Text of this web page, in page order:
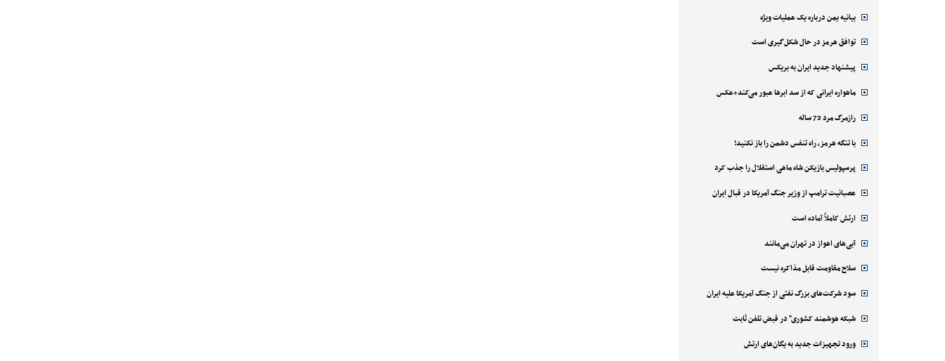
بیانیه یمن درباره یک عملیات ویژه
توافق هرمز در حال شکل‌گیری است
پیشنهاد جدید ایران به بریکس
ماهواره ایرانی که از سد ابرها عبور می‌کند+عکس
رازمرگ مرد 72 ساله
با تنگه هرمز، راه تنفس دشمن را باز نکنید!
پرسپولیس بازیکن شاه ماهی استقلال را جذب کرد
عصبانیت ترامپ از وزیر جنگ آمریکا در قبال ایران
ارتش کاملاً آماده است
آبی‌های اهواز در تهران می‌مانند
سلاح مقاومت قابل مذاکره نیست
سود شرکت‌های بزرگ نفتی از جنگ آمریکا علیه ایران
شبکه هوشمند کشوری" در قبض تلفن ثابت
ورود تجهیزات جدید به یگان‌های ارتش